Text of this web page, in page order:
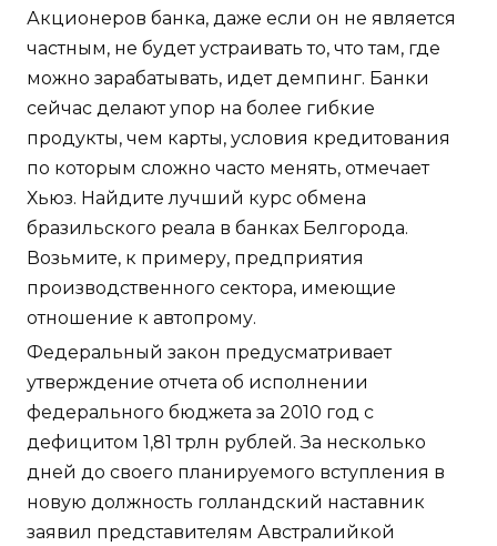
Акционеров банка, даже если он не является
частным, не будет устраивать то, что там, где
можно зарабатывать, идет демпинг. Банки
сейчас делают упор на более гибкие
продукты, чем карты, условия кредитования
по которым сложно часто менять, отмечает
Хьюз. Найдите лучший курс обмена
бразильского реала в банках Белгорода.
Возьмите, к примеру, предприятия
производственного сектора, имеющие
отношение к автопрому.
Федеральный закон предусматривает
утверждение отчета об исполнении
федерального бюджета за 2010 год с
дефицитом 1,81 трлн рублей. За несколько
дней до своего планируемого вступления в
новую должность голландский наставник
заявил представителям Австралийкой